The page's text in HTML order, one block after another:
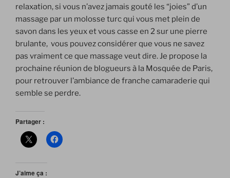
relaxation, si vous n’avez jamais gouté les “joies” d’un
massage par un molosse turc qui vous met plein de
savon dans les yeux et vous casse en 2 sur une pierre
brulante, vous pouvez considérer que vous ne savez
pas vraiment ce que massage veut dire. Je propose la
prochaine réunion de blogueurs à la Mosquée de Paris,
pour retrouver l’ambiance de franche camaraderie qui
semble se perdre.
Partager :
J’aime ça :